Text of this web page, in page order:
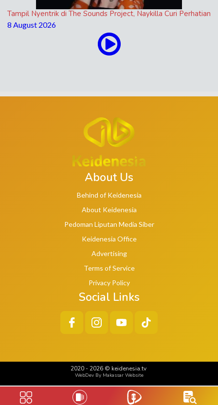
Tampil Nyentrik di The Sounds Project, Naykilla Curi Perhatian
8 August 2026
About Us
Behind of Keidenesia
About Keidenesia
Pedoman Liputan Media Siber
Keidenesia Office
Advertising
Terms of Service
Privacy Policy
Social Links
2020 - 2026© keidenesia.tv
WebDev By Makassar Website